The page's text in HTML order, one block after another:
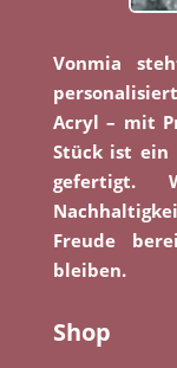
Vonmia
Acryl – mit
Stück ist ein
gefertigt.
Freude
bleiben.
Shop